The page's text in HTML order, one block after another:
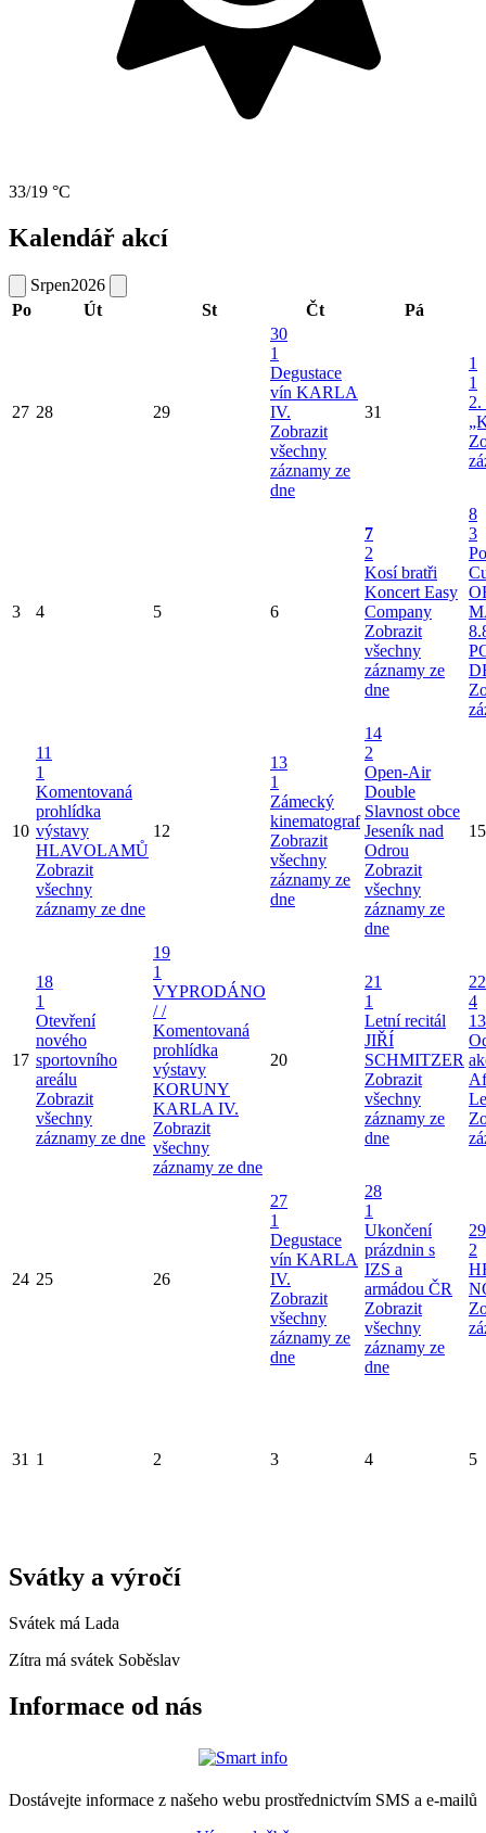
33/19 °C
Kalendář akcí
Srpen2026
Po
Út St Čt Pá
27 28 29
30
1
Degustace
vín KARLA
IV.
Zobrazit
všechny
záznamy ze
dne
31
1
1
2.
3 4 5 6
7
2
Kosí bratři
Koncert Easy
Company
Zobrazit
všechny
záznamy ze
dne
8
3
10
11
1
Komentovaná
prohlídka
výstavy
HLAVOLAMŮ
Zobrazit
všechny
záznamy ze dne
12
13
1
Zámecký
kinematograf
Zobrazit
všechny
záznamy ze
dne
14
2
Open-Air
Double
Slavnost obce
Jeseník nad
Odrou
Zobrazit
všechny
záznamy ze
dne
15
17
18
1
Otevření
nového
sportovního
areálu
Zobrazit
všechny
záznamy ze dne
19
1
VYPRODÁNO
/ /
Komentovaná
prohlídka
výstavy
KORUNY
KARLA IV.
Zobrazit
všechny
záznamy ze dne
20
21
1
Letní recitál
JIŘÍ
SCHMITZER
Zobrazit
všechny
záznamy ze
dne
22
4
24 25 26
27
1
Degustace
vín KARLA
IV.
Zobrazit
všechny
záznamy ze
dne
28
1
Ukončení
prázdnin s
IZS a
armádou ČR
Zobrazit
všechny
záznamy ze
dne
29
2
31 1 2 3 4 5
Svátky a výročí
Svátek má Lada
Zítra má svátek Soběslav
Informace od nás
Dostávejte informace z našeho webu prostřednictvím SMS a e-mailů